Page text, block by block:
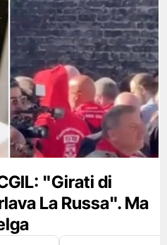
"Girati di
La Russa". Ma